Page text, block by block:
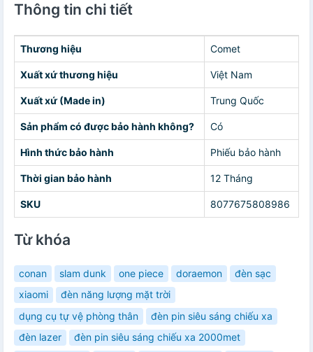
Thông tin chi tiết
Thương hiệu Comet
Xuất xứ thương hiệu Việt Nam
Xuất xứ (Made in) Trung Quốc
Sản phẩm có được bảo hành không? Có
Hình thức bảo hành Phiếu bảo hành
Thời gian bảo hành 12 Tháng
SKU 8077675808986
Từ khóa
conan slam dunk one piece doraemon
đèn sạc
xiaomi
đèn năng lượng mặt trời
dụng cụ tự vệ phòng thân
đèn pin siêu sáng chiếu xa
đèn lazer
đèn pin siêu sáng chiếu xa 2000met